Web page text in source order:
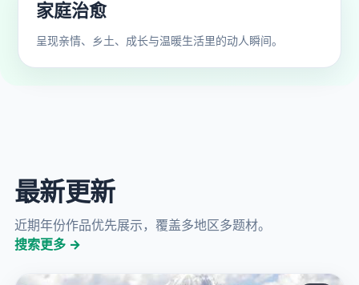
家庭治愈
呈现亲情、乡土、成长与温暖生活里的动人瞬间。
最新更新
近期年份作品优先展示，覆盖多地区多题材。
搜索更多 →